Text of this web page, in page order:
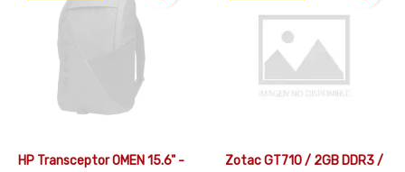
Vista rápida
HP Transceptor OMEN 15.6" -
Vista rápida
Zotac GT710 / 2GB DDR3 /